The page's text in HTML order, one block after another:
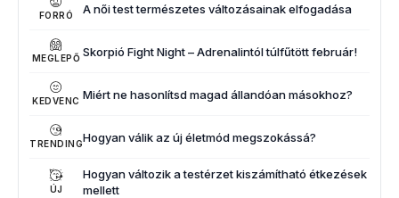
FORRÓ A női test természetes változásainak elfogadása
MEGLEPŐ Skorpió Fight Night – Adrenalintól túlfűtött február!
KEDVENC Miért ne hasonlítsd magad állandóan másokhoz?
TRENDINGHogyan válik az új életmód megszokássá?
ÚJ
Hogyan változik a testérzet kiszámítható étkezések
mellett